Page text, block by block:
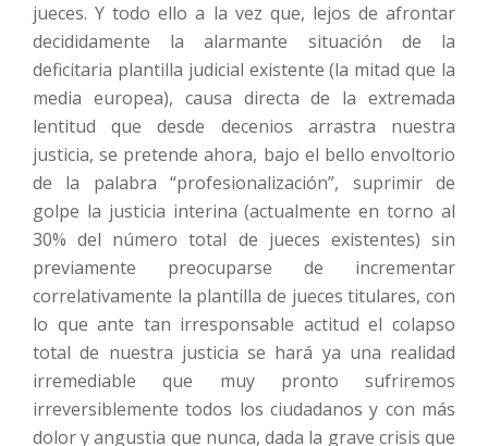
jueces. Y todo ello a la vez que, lejos de afrontar
decididamente la alarmante situación de la
deficitaria plantilla judicial existente (la mitad que la
media europea), causa directa de la extremada
lentitud que desde decenios arrastra nuestra
justicia, se pretende ahora, bajo el bello envoltorio
de la palabra “profesionalización”, suprimir de
golpe la justicia interina (actualmente en torno al
30% del número total de jueces existentes) sin
previamente preocuparse de incrementar
correlativamente la plantilla de jueces titulares, con
lo que ante tan irresponsable actitud el colapso
total de nuestra justicia se hará ya una realidad
irremediable que muy pronto sufriremos
irreversiblemente todos los ciudadanos y con más
dolor y angustia que nunca, dada la grave crisis que